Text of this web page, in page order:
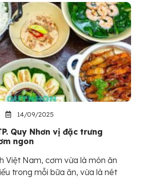
14/09/2025
Quy Nhơn vị đặc trưng
ngon
Việt Nam, cơm vừa là món ăn
trong mỗi bữa ăn, vừa là nét